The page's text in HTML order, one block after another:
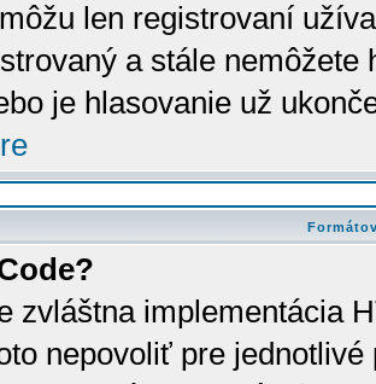
len registrovaní
a stále
je hlasovanie už
zvláštna implementácia
nepovoliť pre